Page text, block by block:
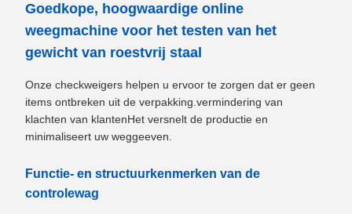
Goedkope, hoogwaardige online
weegmachine voor het testen van het
gewicht van roestvrij staal
Onze checkweigers helpen u ervoor te zorgen dat er geen
items ontbreken uit de verpakking.vermindering van
klachten van klantenHet versnelt de productie en
minimaliseert uw weggeeven.
Functie- en structuurkenmerken van de
controlewag